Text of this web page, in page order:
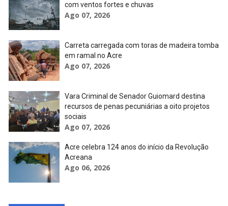
com ventos fortes e chuvas
Ago 07, 2026
Carreta carregada com toras de madeira tomba
em ramal no Acre
Ago 07, 2026
Vara Criminal de Senador Guiomard destina
recursos de penas pecuniárias a oito projetos
sociais
Ago 07, 2026
Acre celebra 124 anos do início da Revolução
Acreana
Ago 06, 2026